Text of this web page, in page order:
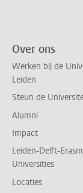
Over ons
Werken bij de
Leiden
Steun de
Alumni
Impact
Leiden-Delft-
Universities
Locaties